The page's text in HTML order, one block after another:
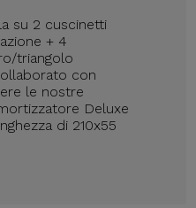
su 2 cuscinetti
+ 4
triangolo
con
le nostre
Deluxe
di 210x55